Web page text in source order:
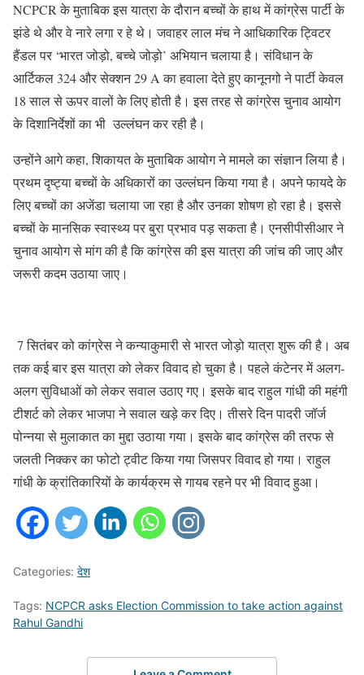
NCPCR के मुताबिक इस यात्रा के दौरान बच्चों के हाथ में कांग्रेस पार्टी के
झंडे थे और वे नारे लगा र हे थे। जवाहर लाल मंच ने आधिकारिक ट्विटर
हैंडल पर ‘भारत जोड़ो, बच्चे जोड़ो’ अभियान चलाया है। संविधान के
आर्टिकल 324 और सेक्शन 29 A का हवाला देते हुए कानूनगो ने पार्टी केवल
18 साल से ऊपर वालों के लिए होती है। इस तरह से कांग्रेस चुनाव आयोग
के दिशानिर्देशों का भी उल्लंघन कर रही है।
उन्होंने आगे कहा, शिकायत के मुताबिक आयोग ने मामले का संज्ञान लिया है।
प्रथम दृष्ट्या बच्चों के अधिकारों का उल्लंघन किया गया है। अपने फायदे के
लिए बच्चों का अजेंडा चलाया जा रहा है और उनका शोषण हो रहा है। इससे
बच्चों के मानसिक स्वास्थ्य पर बुरा प्रभाव पड़ सकता है। एनसीपीसीआर ने
चुनाव आयोग से मांग की है कि कांग्रेस की इस यात्रा की जांच की जाए और
जरूरी कदम उठाया जाए।
7 सितंबर को कांग्रेस ने कन्याकुमारी से भारत जोड़ो यात्रा शुरू की है। अब
तक कई बार इस यात्रा को लेकर विवाद हो चुका है। पहले कंटेनर में अलग-
अलग सुविधाओं को लेकर सवाल उठाए गए। इसके बाद राहुल गांधी की महंगी
टीशर्ट को लेकर भाजपा ने सवाल खड़े कर दिए। तीसरे दिन पादरी जॉर्ज
पोन्नया से मुलाकात का मुद्दा उठाया गया। इसके बाद कांग्रेस की तरफ से
जलती निक्कर का फोटो ट्वीट किया गया जिसपर विवाद हो गया। राहुल
गांधी के क्रांतिकारियों के कार्यक्रम से गायब रहने पर भी विवाद हुआ।
Categories: देश
Tags: NCPCR asks Election Commission to take action against
Rahul Gandhi